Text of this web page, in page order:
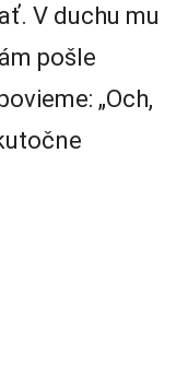
V duchu mu
pošle
„Och,